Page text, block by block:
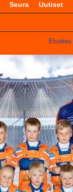
Seura Uutiset
Etusivu